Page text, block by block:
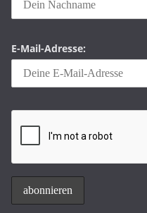
E-Mail-Adresse: